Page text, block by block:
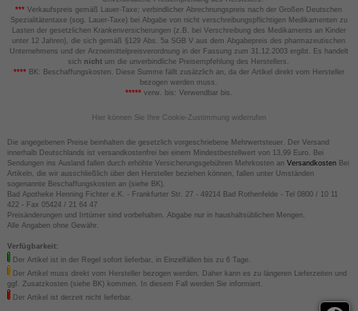
*** Verkaufspreis gemäß Lauer-Taxe; verbindlicher Abrechnungspreis nach der Großen Deutschen
Spezialitätentaxe (sog. Lauer-Taxe) bei Abgabe von nicht verschreibungspflichtigen Medikamenten zu
Lasten der gesetzlichen Krankenversicherungen (z.B. bei Verschreibung des Medikaments an Kinder
unter 12 Jahren), die sich gemäß §129 Abs. 5a SGB V aus dem Abgabepreis des pharmazeutischen
Unternehmens und der Arzneimittelpreisverordnung in der Fassung zum 31.12.2003 ergibt. Es handelt
sich nicht um die unverbindliche Preisempfehlung des Herstellers.
****BK: Beschaffungskosten. Diese Summe fällt zusätzlich an, da der Artikel direkt vom Hersteller
bezogen werden muss.
*****verw. bis: Verwendbar bis.
Hier können Sie Ihre Cookie-Zustimmung widerrufen
Die angegebenen Preise beinhalten die gesetzlich vorgeschriebene Mehrwertsteuer. Der Versand
innerhalb Deutschlands ist versandkostenfrei bei einem Mindestbestellwert von 13,99 Euro. Bei
Sendungen ins Ausland fallen durch erhöhte Versicherungsgebühren Mehrkosten an VersandkostenBei
Artikeln, die wir ausschließlich über den Hersteller beziehen können, fallen unter Umständen
sogenannte Beschaffungskosten an (siehe BK).
Bad Apotheke Henning Fichter e.K. - Frankfurter Str. 27 - 49214 Bad Rothenfelde - Tel 0800 / 10 11
422 - Fax 05424 / 21 64 47
Preisänderungen und Irrtümer sind vorbehalten. Abgabe nur in haushaltsüblichen Mengen.
Alle Angaben ohne Gewähr.
Verfügbarkeit:
Der Artikel ist in der Regel sofort lieferbar, in Einzelfällen bis zu 6 Tage.
Der Artikel muss direkt vom Hersteller bezogen werden. Daher kann es zu längeren Lieferzeiten und
ggf. Zusatzkosten (siehe BK) kommen. In diesem Fall werden Sie informiert.
Der Artikel ist derzeit nicht lieferbar.